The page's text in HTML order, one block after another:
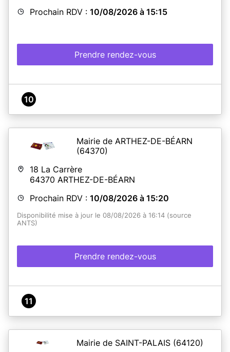
Prochain RDV : 10/08/2026 à 15:15
Prendre rendez-vous
10
Mairie de ARTHEZ-DE-BÉARN
(64370)
18 La Carrère
64370 ARTHEZ-DE-BÉARN
Prochain RDV : 10/08/2026 à 15:20
Disponibilité mise à jour le 08/08/2026 à 16:14 (source
ANTS)
Prendre rendez-vous
11
Mairie de SAINT-PALAIS (64120)